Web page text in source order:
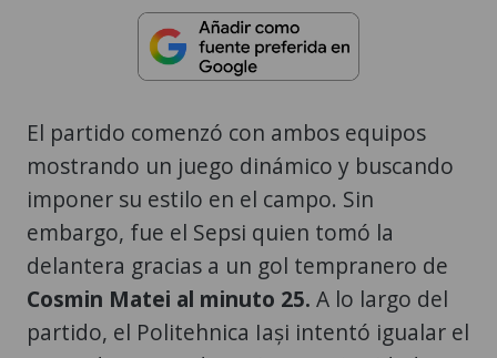
El partido comenzó con ambos equipos
mostrando un juego dinámico y buscando
imponer su estilo en el campo. Sin
embargo, fue el Sepsi quien tomó la
delantera gracias a un gol tempranero de
Cosmin Matei al minuto 25. A lo largo del
partido, el Politehnica Iași intentó igualar el